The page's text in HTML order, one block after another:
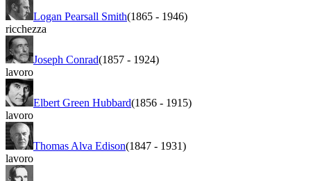
Logan Pearsall Smith(1865 - 1946)
ricchezza
Joseph Conrad(1857 - 1924)
lavoro
Elbert Green Hubbard(1856 - 1915)
lavoro
Thomas Alva Edison(1847 - 1931)
lavoro